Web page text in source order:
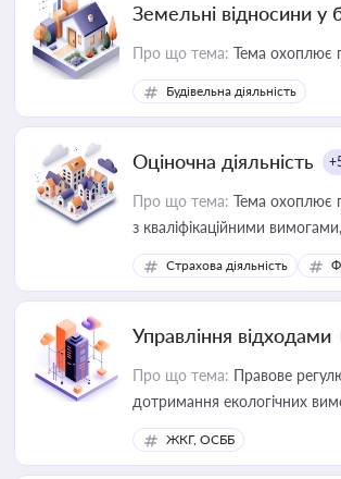
Земельні відносини у
Про що тема: Тема охоплює
Будівельна діяльність
Оціночна діяльність
Про що тема: Тема охоплює
з кваліфікаційними
медійних змін у цій сфері
приватизації, оренди
Страхова діяльність
Управління відходами
Про що тема: Правове
дотримання екологічних
ЖКГ, ОСББ